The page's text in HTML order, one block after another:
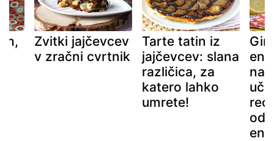
Zvitki jajčevcev
v zračni cvrtnik
Tarte tatin iz
jajčevcev: slana
različica, za
katero lahko
umrete!